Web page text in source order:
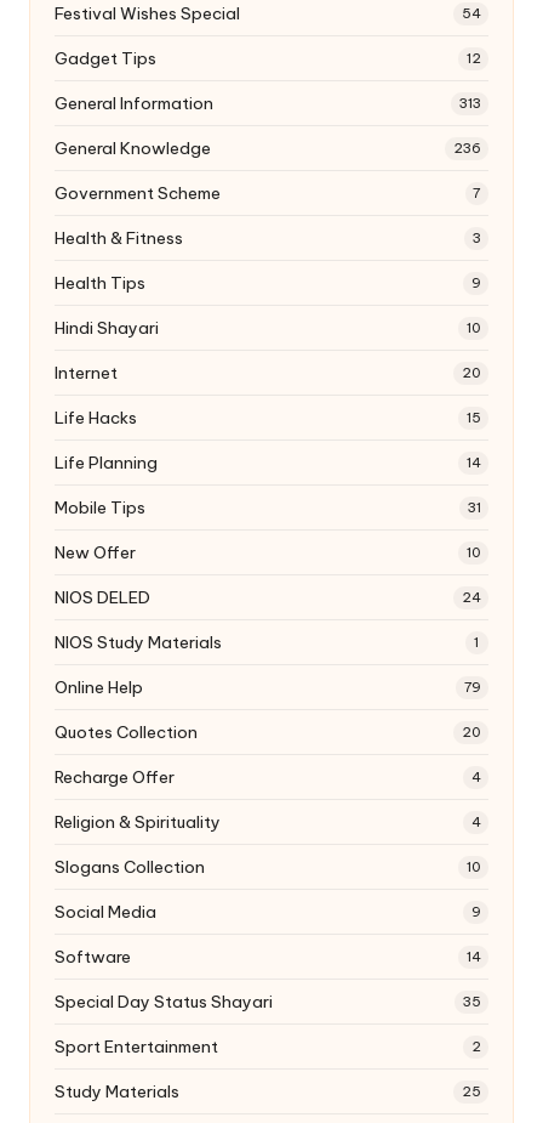
Festival Wishes Special 54
Gadget Tips 12
General Information 313
General Knowledge 236
Government Scheme 7
Health & Fitness 3
Health Tips 9
Hindi Shayari 10
Internet 20
Life Hacks 15
Life Planning 14
Mobile Tips 31
New Offer 10
NIOS DELED 24
NIOS Study Materials 1
Online Help 79
Quotes Collection 20
Recharge Offer 4
Religion & Spirituality 4
Slogans Collection 10
Social Media 9
Software 14
Special Day Status Shayari 35
Sport Entertainment 2
Study Materials 25